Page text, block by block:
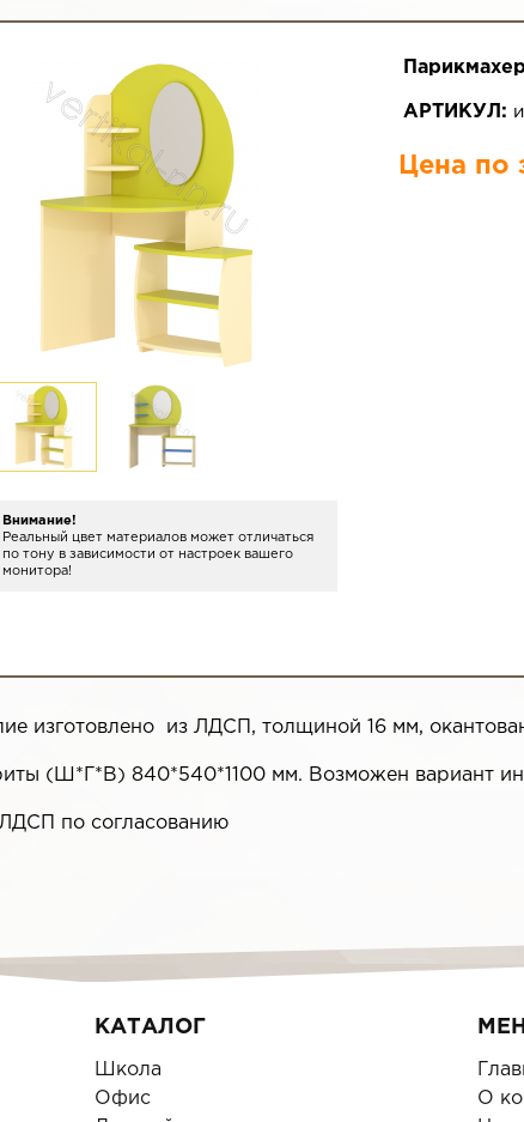
Внимание!
Реальный цвет материалов может отличаться
по тону в зависимости от настроек вашего
монитора!
АРТИКУЛ:
Цена по
изготовлено из ЛДСП, толщиной 16 мм,
(Ш*Г*В) 840*540*1100 мм. Возможен вариант
по согласованию
КАТАЛОГ
Школа
Офис
О